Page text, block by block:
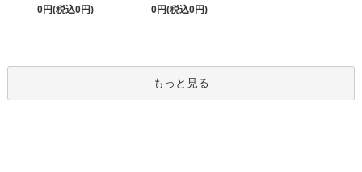
0円(税込0円)
0円(税込0円)
もっと見る